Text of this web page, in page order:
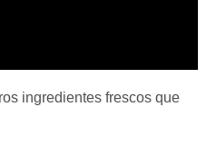
ingredientes frescos que